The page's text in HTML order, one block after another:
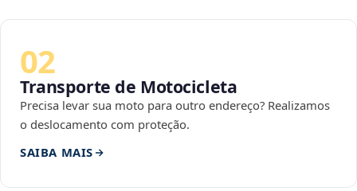
02
Transporte de Motocicleta
Precisa levar sua moto para outro endereço? Realizamos
o deslocamento com proteção.
SAIBA MAIS